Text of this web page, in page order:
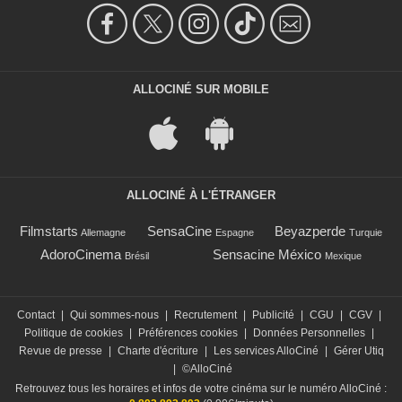
ALLOCINÉ SUR MOBILE
ALLOCINÉ À L'ÉTRANGER
Filmstarts Allemagne SensaCine Espagne Beyazperde Turquie
AdoroCinema Brésil Sensacine México Mexique
Contact Qui sommes-nous Recrutement Publicité CGU CGV
Politique de cookies
Préférences cookies Données Personnelles
Revue de presse
Charte d'écriture Les services AlloCiné
Gérer Utiq
©AlloCiné
Retrouvez tous les horaires et infos de votre cinéma sur le numéro AlloCiné :